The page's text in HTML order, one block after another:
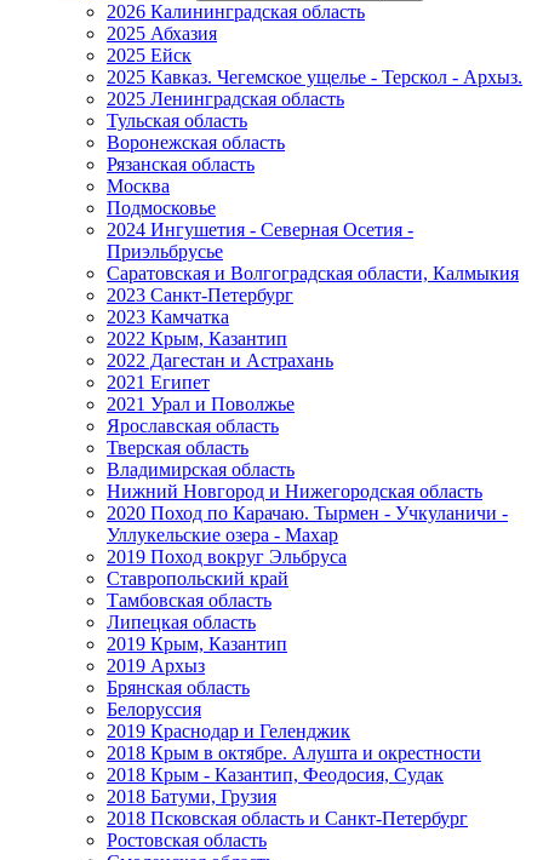
2026 Калининградская область
2025 Абхазия
2025 Ейск
2025 Кавказ. Чегемское ущелье - Терскол - Архыз.
2025 Ленинградская область
Тульская область
Воронежская область
Рязанская область
Москва
Подмосковье
2024 Ингушетия - Северная Осетия -
Приэльбрусье
Саратовская и Волгоградская области, Калмыкия
2023 Санкт-Петербург
2023 Камчатка
2022 Крым, Казантип
2022 Дагестан и Астрахань
2021 Египет
2021 Урал и Поволжье
Ярославская область
Тверская область
Владимирская область
Нижний Новгород и Нижегородская область
2020 Поход по Карачаю. Тырмен - Учкуланичи -
Уллукельские озера - Махар
2019 Поход вокруг Эльбруса
Ставропольский край
Тамбовская область
Липецкая область
2019 Крым, Казантип
2019 Архыз
Брянская область
Белоруссия
2019 Краснодар и Геленджик
2018 Крым в октябре. Алушта и окрестности
2018 Крым - Казантип, Феодосия, Судак
2018 Батуми, Грузия
2018 Псковская область и Санкт-Петербург
Ростовская область